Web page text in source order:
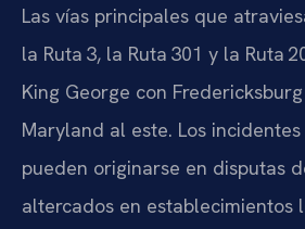
Las vías principales que
la Ruta 3, la Ruta 301 y la Ruta
King George con
Maryland al este. Los
pueden originarse en disputas
altercados en establecimientos